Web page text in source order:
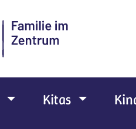
Kitas